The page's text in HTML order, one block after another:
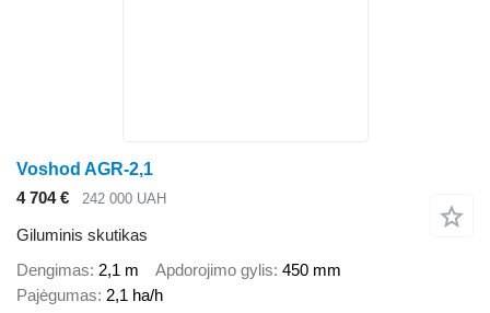
Voshod AGR-2,1
4 704 €
242 000 UAH
Giluminis skutikas
Dengimas 2,1 m Apdorojimo gylis 450 mm
Pajėgumas 2,1 ha/h